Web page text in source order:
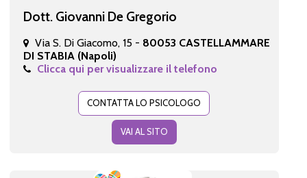
Dott. Giovanni De Gregorio
Via S. Di Giacomo, 15 - 80053 CASTELLAMMARE
DI STABIA (Napoli)
Clicca qui per visualizzare il telefono
CONTATTA LO PSICOLOGO
VAI AL SITO